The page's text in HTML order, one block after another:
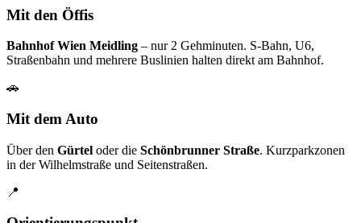
Mit den Öffis
Bahnhof Wien Meidling – nur 2 Gehminuten. S-Bahn, U6,
Straßenbahn und mehrere Buslinien halten direkt am Bahnhof.
🚗
Mit dem Auto
Über den Gürtel oder die Schönbrunner Straße. Kurzparkzonen
in der Wilhelmstraße und Seitenstraßen.
📍